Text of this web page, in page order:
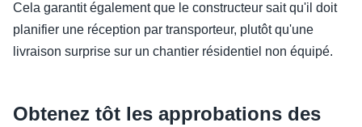
Cela garantit également que le constructeur sait qu'il doit
planifier une réception par transporteur, plutôt qu'une
livraison surprise sur un chantier résidentiel non équipé.
Obtenez tôt les approbations des